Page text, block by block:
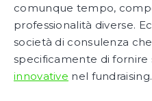
comunque tempo,
professionalità diverse.
società di consulenza
specificamente di
innovative nel fundraising.